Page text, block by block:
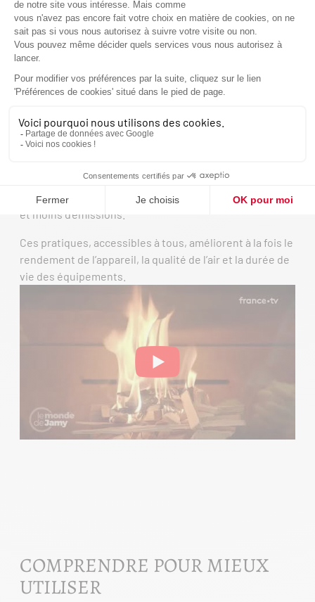
Au-delà de la technologie, le reportage insiste sur un
point essentiel : lebon usage au quotidien. Quelques
gestes simples permettent d’optimiser le
fonctionnement d’un appareil de chauffage au bois.
Parmi les fondamentaux rappelés :
utiliser un bois sec, avec un taux d’humidité adapté,
l’allumage inversé, qui favorise une montée
en température progressive, une meilleure combustion
et moins d’émissions.
Ces pratiques, accessibles à tous, améliorent à la fois le
rendement de l’appareil, la qualité de l’air et la durée de
vie des équipements.
COMPRENDRE POUR MIEUX
UTILISER